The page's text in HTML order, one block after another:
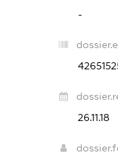
-
26.11.18